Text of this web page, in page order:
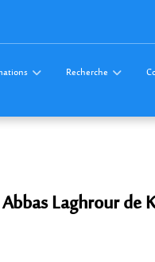
Recherche
Laghrour de